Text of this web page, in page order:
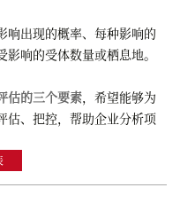
出现的概率、每种影响的
响的受体数量或栖息地。
估的三个要素 ，希望能够为
估、把控，帮助企业分析项